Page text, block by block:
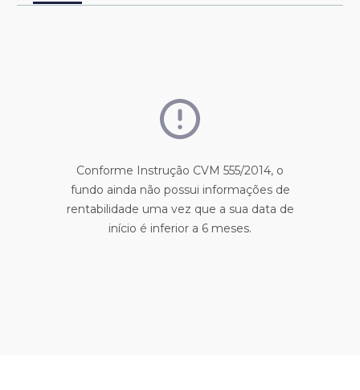
Conforme Instrução CVM 555/2014, o
fundo ainda não possui informações de
rentabilidade uma vez que a sua data de
início é inferior a 6 meses.